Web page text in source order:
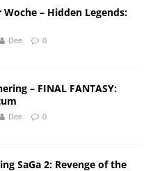
Woche – Hidden Legends:
Dee 0
– FINAL FANTASY:
Dee 0
SaGa 2: Revenge of the